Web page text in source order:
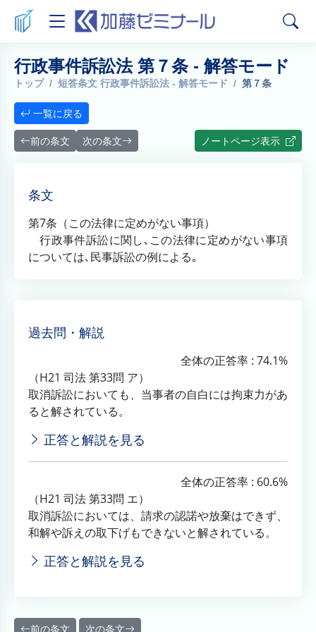
行政事件訴訟法 第７条 - 解答モード
トップ 短答条文 行政事件訴訟法 - 解答モード 第７条
一覧に戻る
前の条文 次の条文 ノートページ表示
条文
第7条（この法律に定めがない事項）
行政事件訴訟に関し､この法律に定めがない事項
については､民事訴訟の例による｡
過去問・解説
全体の正答率 : 74.1%
（H21 司法 第33問 ア）
取消訴訟においても、当事者の自白には拘束力があ
ると解されている。
正答と解説を見る
全体の正答率 : 60.6%
（H21 司法 第33問 エ）
取消訴訟においては、請求の認諾や放棄はできず、
和解や訴えの取下げもできないと解されている。
正答と解説を見る
前の条文 次の条文